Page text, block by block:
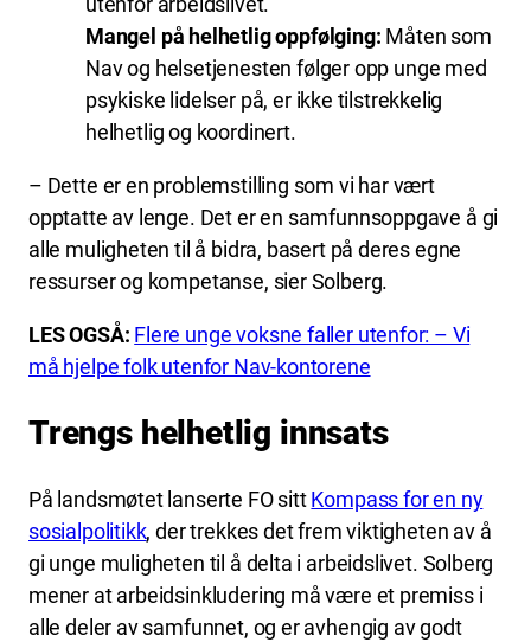
Mangel på helhetlig oppfølging: Måten som
Nav og helsetjenesten følger opp unge med
psykiske lidelser på, er ikke tilstrekkelig
helhetlig og koordinert.
– Dette er en problemstilling som vi har vært
opptatte av lenge. Det er en samfunnsoppgave å gi
alle muligheten til å bidra, basert på deres egne
ressurser og kompetanse, sier Solberg.
LES OGSÅ: Flere unge voksne faller utenfor: – Vi
må hjelpe folk utenfor Nav-kontorene
Trengs helhetlig innsats
På landsmøtet lanserte FO sittKompass for en ny
sosialpolitikk, der trekkes det frem viktigheten av å
gi unge muligheten til å delta i arbeidslivet. Solberg
mener at arbeidsinkludering må være et premiss i
alle deler av samfunnet, og er avhengig av godt